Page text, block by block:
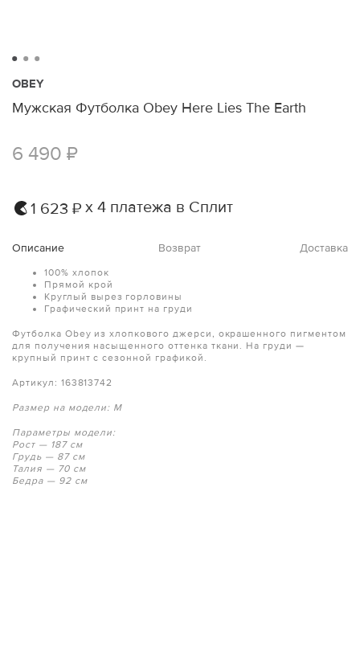
OBEY
Мужская Футболка Obey Here Lies The Earth
6 490 ₽
1 623 ₽ х 4 платежа в Сплит
Описание Возврат Доставка
100% хлопок
Прямой крой
Круглый вырез горловины
Графический принт на груди
Футболка Obey из хлопкового джерси, окрашенного пигментом
для получения насыщенного оттенка ткани. На груди —
крупный принт с сезонной графикой.
Артикул: 163813742
Размер на модели: M
Параметры модели:
Рост — 187 см
Грудь — 87 см
Талия — 70 см
Бедра — 92 см